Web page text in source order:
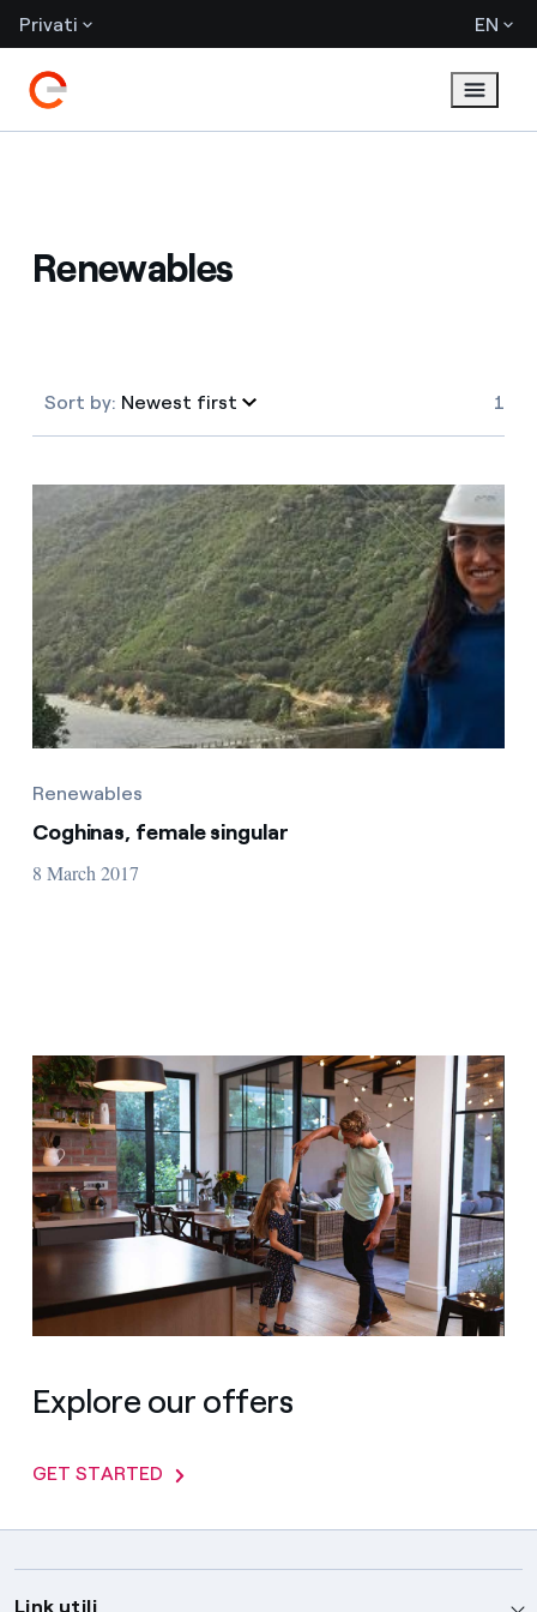
Privati EN
Renewables
Sort by: Newest first
Newest first
1
Renewables
Coghinas, female singular
8 March 2017
Explore our offers
GET STARTED
Link utili